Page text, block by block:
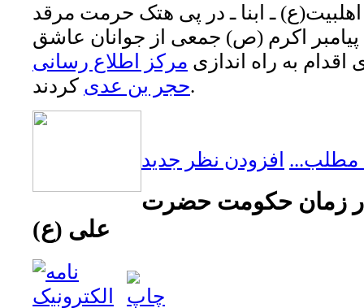
ـ ابنا ـ در پی هتک حرمت مرقد
اکرم (ص) جمعی از جوانان عاشق
به راه اندازی مرکز اطلاع رسانی
حجر بن عدیکردند.
مطلب... افزودن نظر جدید
زمان حکومت حضرت
علی (ع)